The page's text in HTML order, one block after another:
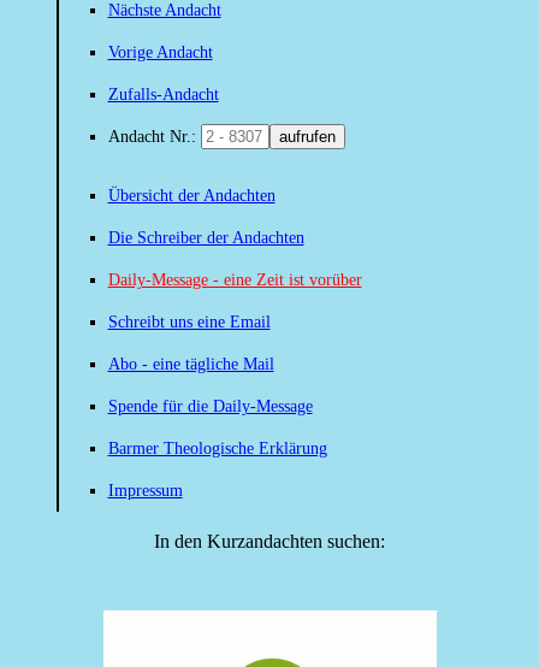
Nächste Andacht
Vorige Andacht
Zufalls-Andacht
Andacht Nr.: aufrufen
Übersicht der Andachten
Die Schreiber der Andachten
Daily-Message - eine Zeit ist vorüber
Schreibt uns eine Email
Abo - eine tägliche Mail
Spende für die Daily-Message
Barmer Theologische Erklärung
Impressum
In den Kurzandachten suchen: